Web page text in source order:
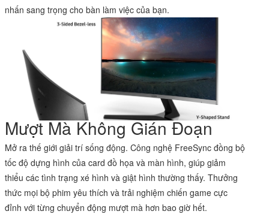
nhấn sang trọng cho bàn làm việc của bạn.
Mượt Mà Không Gián Đoạn
Mở ra thế giới giải trí sống động. Công nghệ FreeSync đồng bộ
tốc độ dựng hình của card đồ họa và màn hình, giúp giảm
thiểu các tình trạng xé hình và giật hình thường thấy. Thưởng
thức mọi bộ phim yêu thích và trải nghiệm chiến game cực
đỉnh với từng chuyển động mượt mà hơn bao giờ hết.